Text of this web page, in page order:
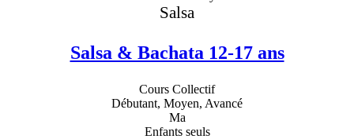
Salsa
Salsa & Bachata 12-17 ans
Cours Collectif
Débutant, Moyen, Avancé
Ma
Enfants seuls